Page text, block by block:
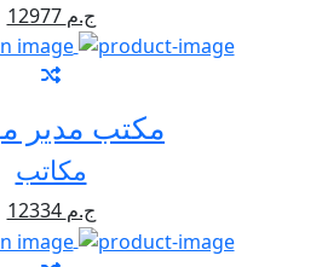
12977 ج.م
مكتب مدير
مكاتب
12334 ج.م